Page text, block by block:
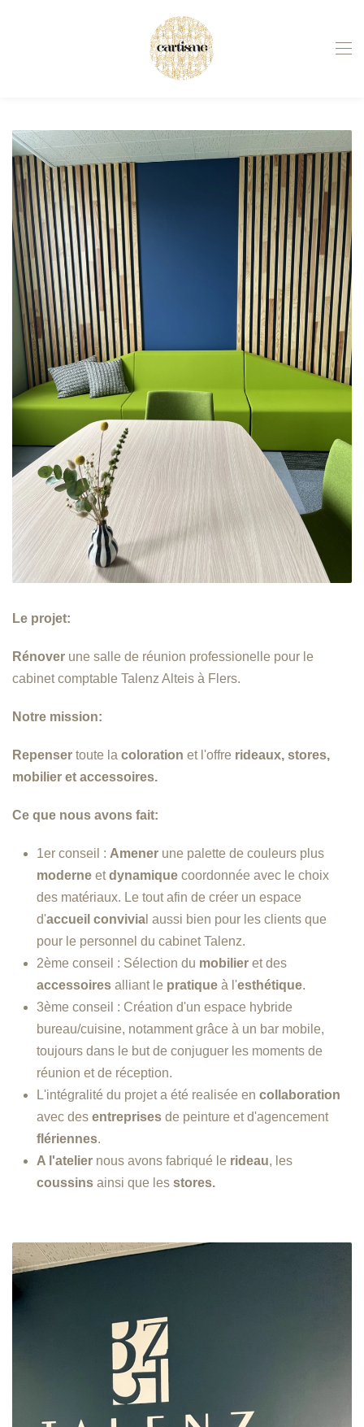
Le projet:
Rénover une salle de réunion professionelle pour le
cabinet comptable Talenz Alteis à Flers.
Notre mission:
Repenser toute la coloration et l'offre rideaux, stores,
mobilier et accessoires.
Ce que nous avons fait:
1er conseil : Amener une palette de couleurs plus
moderne etdynamique coordonnée avec le choix
des matériaux. Le tout afin de créer un espace
d'accueil convivia l aussi bien pour les clients que
pour le personnel du cabinet Talenz.
2ème conseil : Sélection du mobilier et des
accessoires alliant le pratique à l'esthétique.
3ème conseil : Création d'un espace hybride
bureau/cuisine, notamment grâce à un bar mobile,
toujours dans le but de conjuguer les moments de
réunion et de réception.
L'intégralité du projet a été realisée en collaboration
avec des entreprises de peinture et d'agencement
flériennes.
A l'atelier nous avons fabriqué le rideau, les
coussins ainsi que les stores.